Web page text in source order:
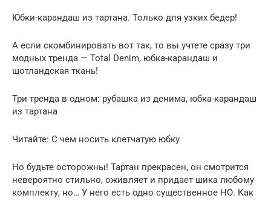
Юбки-карандаш из тартана. Только для узких бедер!
А если скомбинировать вот так, то вы учтете сразу три
модных тренда — Total Denim, юбка-карандаш и
шотландская ткань!
Три тренда в одном: рубашка из денима, юбка-карандаш
из тартана
Читайте: С чем носить клетчатую юбку
Но будьте осторожны! Тартан прекрасен, он смотрится
невероятно стильно, оживляет и придает шика любому
комплекту, но… У него есть одно существенное НО. Как